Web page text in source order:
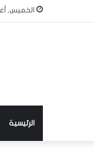
الخميس,
الرئيسية